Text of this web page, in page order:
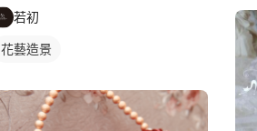
若初
花藝造景